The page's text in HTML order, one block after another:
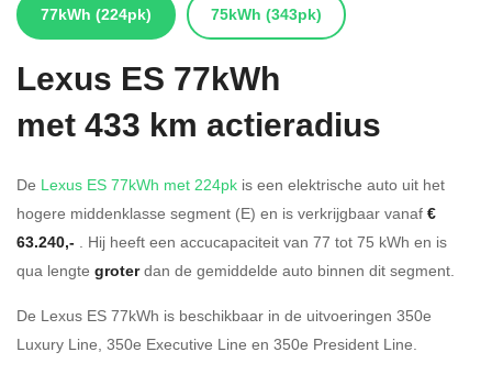
77kWh (224pk) 75kWh (343pk)
Lexus ES 77kWh
met 433 km actieradius
De Lexus ES 77kWh met 224pk is een elektrische auto uit het
hogere middenklasse segment (E) en is verkrijgbaar vanaf €
63.240,- . Hij heeft een accucapaciteit van 77 tot 75 kWh en is
qua lengte groterdan de gemiddelde auto binnen dit segment.
De Lexus ES 77kWh is beschikbaar in de uitvoeringen 350e
Luxury Line, 350e Executive Line en 350e President Line.